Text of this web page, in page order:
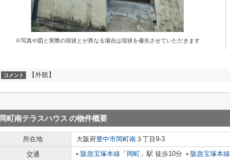
※写真や図と実際の現状とが異なる場合は現状を優先させていただきます
コメント 【外観】
岡町南テラスハウス の物件概要
所在地 大阪府豊中市岡町南 ３丁目9-3
交通
阪急宝塚本線 「 岡町 」駅 徒歩10分 阪急宝塚本線